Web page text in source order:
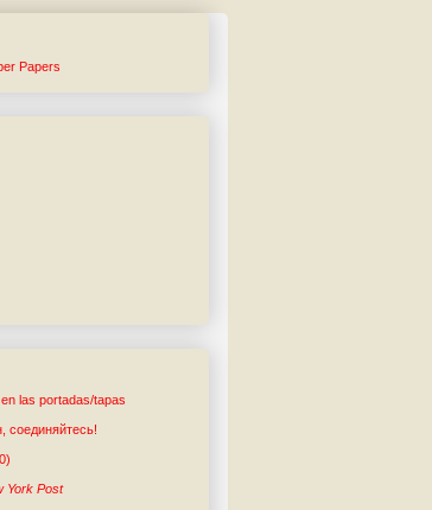
Papers
las portadas/tapas
соединяйтесь!
York Post